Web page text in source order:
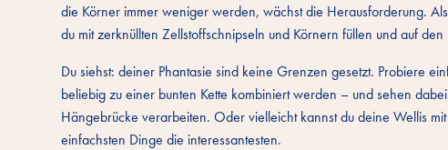
die Körner immer weniger werden, wächst die Herausforderung.
du mit zerknüllten Zellstoffschnipseln und Körnern füllen und auf
Du siehst: deiner Phantasie sind keine Grenzen gesetzt. Probiere
beliebig zu einer bunten Kette kombiniert werden – und sehen
Hängebrücke verarbeiten. Oder vielleicht kannst du deine Wellis
einfachsten Dinge die interessantesten.